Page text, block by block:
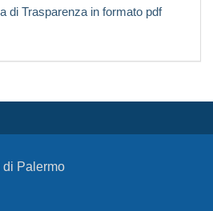
di Trasparenza in formato pdf
Palermo